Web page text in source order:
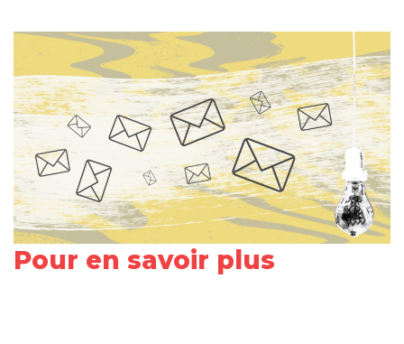
Pour en savoir plus